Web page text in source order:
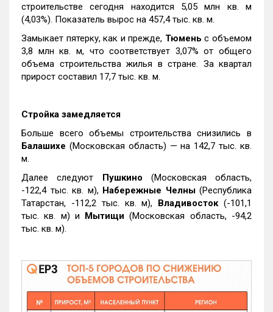
строительстве сегодня находится 5,05 млн кв. м
(4,03%). Показатель вырос на 457,4 тыс. кв. м.
Замыкает пятерку, как и прежде, Тюмень с объемом
3,8 млн кв. м, что соответствует 3,07% от общего
объема строительства жилья в стране. За квартал
прирост составил 17,7 тыс. кв. м.
Стройка замедляется
Больше всего объемы строительства снизились в
Балашихе (Московская область) — на 142,7 тыс. кв.
м.
Далее следуют Пушкино (Московская область,
-122,4 тыс. кв. м), Набережные Челны(Республика
Татарстан, -112,2 тыс. кв. м), Владивосток(-101,1
тыс. кв. м) и Мытищи (Московская область, -94,2
тыс. кв. м).